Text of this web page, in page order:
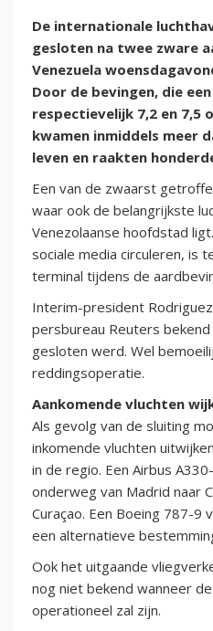
De internationale
gesloten na twee zware
Venezuela
Door de bevingen, die
respectievelijk 7,2 en 7,5
kwamen inmiddels meer
leven en raakten
Een van de zwaarst
waar ook de belangrijkste
Venezolaanse hoofdstad
sociale media circuleren, is
terminal tijdens de
Interim-president
persbureau Reuters
gesloten werd. Wel
reddingsoperatie.
Aankomende vluchten
Als gevolg van de sluiting
inkomende vluchten
in de regio. Een Airbus
onderweg van Madrid naar
Curaçao. Een Boeing 787-9
een alternatieve
Ook het uitgaande
nog niet bekend wanneer
operationeel zal zijn.